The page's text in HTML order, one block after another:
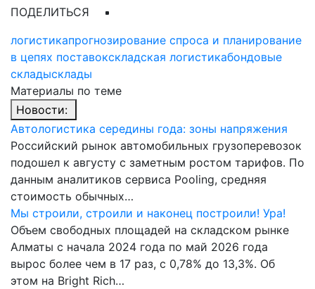
логистикапрогнозирование спроса и планирование
в цепях поставокскладская логистикабондовые
складысклады
ПОДЕЛИТЬСЯ
Материалы по теме
Новости:
Автологистика середины года: зоны напряжения
Российский рынок автомобильных грузоперевозок
подошел к августу с заметным ростом тарифов. По
данным аналитиков сервиса Pooling, средняя
стоимость обычных…
Мы строили, строили и наконец построили! Ура!
Объем свободных площадей на складском рынке
Алматы с начала 2024 года по май 2026 года
вырос более чем в 17 раз, с 0,78% до 13,3%. Об
этом на Bright Rich…